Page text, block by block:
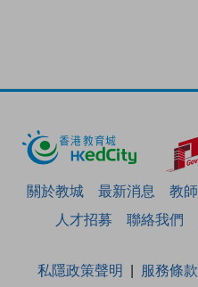
關於教城 最新消息 教師
人才招募
聯絡我們
私隱政策聲明 服務條款